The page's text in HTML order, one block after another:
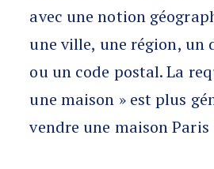
avec une notion
une ville, une région, un
ou un code postal. La
une maison » est plus
vendre une maison Paris